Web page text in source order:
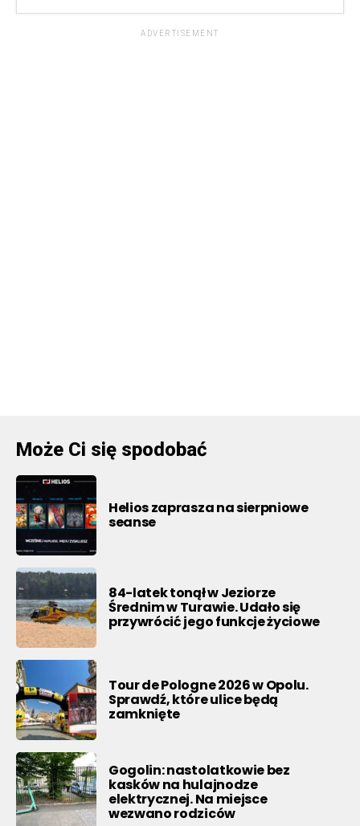
ADVERTISEMENT
Może Ci się spodobać
Helios zaprasza na sierpniowe
seanse
84-latek tonął w Jeziorze
Średnim w Turawie. Udało się
przywrócić jego funkcje życiowe
Tour de Pologne 2026 w Opolu.
Sprawdź, które ulice będą
zamknięte
Gogolin: nastolatkowie bez
kasków na hulajnodze
elektrycznej. Na miejsce
wezwano rodziców